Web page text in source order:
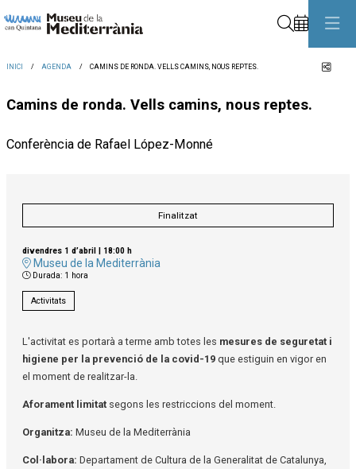
INICI AGENDA CAMINS DE RONDA. VELLS CAMINS, NOUS REPTES.
Camins de ronda. Vells camins, nous reptes.
Conferència de Rafael López-Monné
Finalitzat
divendres 1 d’abril | 18:00 h
Museu de la Mediterrània
Durada: 1 hora
Activitats
L'activitat es portarà a terme amb totes les mesures de seguretat i
higiene per la prevenció de la covid-19 que estiguin en vigor en
el moment de realitzar-la.
Aforament limitat segons les restriccions del moment.
Organitza: Museu de la Mediterrània
Col·labora: Departament de Cultura de la Generalitat de Catalunya,